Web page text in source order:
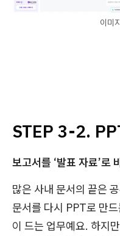
이미
STEP 3-2.
보고서를 ‘발표 자료’로
많은 사내 문서의 끝은
문서를 다시 PPT로 만
이 드는 업무예요. 하지